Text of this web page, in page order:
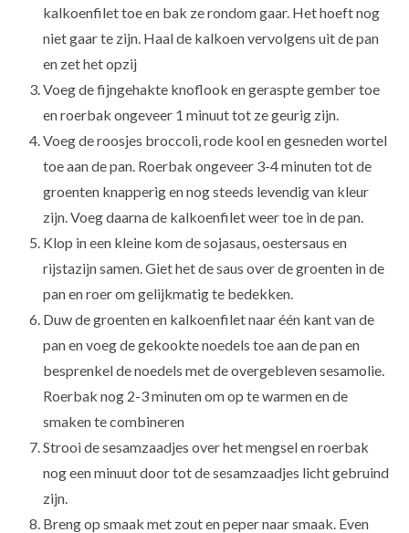
kalkoenfilet toe en bak ze rondom gaar. Het hoeft nog
niet gaar te zijn. Haal de kalkoen vervolgens uit de pan
en zet het opzij
Voeg de fijngehakte knoflook en geraspte gember toe
en roerbak ongeveer 1 minuut tot ze geurig zijn.
Voeg de roosjes broccoli, rode kool en gesneden wortel
toe aan de pan. Roerbak ongeveer 3-4 minuten tot de
groenten knapperig en nog steeds levendig van kleur
zijn. Voeg daarna de kalkoenfilet weer toe in de pan.
Klop in een kleine kom de sojasaus, oestersaus en
rijstazijn samen. Giet het de saus over de groenten in de
pan en roer om gelijkmatig te bedekken.
Duw de groenten en kalkoenfilet naar één kant van de
pan en voeg de gekookte noedels toe aan de pan en
besprenkel de noedels met de overgebleven sesamolie.
Roerbak nog 2-3 minuten om op te warmen en de
smaken te combineren
Strooi de sesamzaadjes over het mengsel en roerbak
nog een minuut door tot de sesamzaadjes licht gebruind
zijn.
Breng op smaak met zout en peper naar smaak. Even